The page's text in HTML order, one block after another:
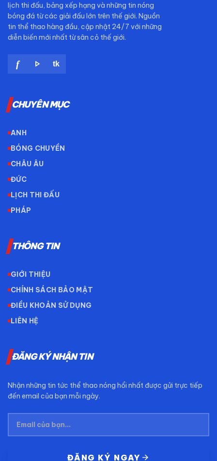
lịch thi đấu, bảng xếp hạng và những tin nóng
bóng đá từ các giải đấu lớn trên thế giới. Nguồn
tin thể thao hàng đầu, cập nhật 24/7 với những
diễn biến mới nhất từ sân cỏ thế giới.
f play_arrow tk
CHUYÊN MỤC
ANH
BÓNG CHUYỀN
CHÂU ÂU
ĐỨC
LỊCH THI ĐẤU
PHÁP
THÔNG TIN
GIỚI THIỆU
CHÍNH SÁCH BẢO MẬT
ĐIỀU KHOẢN SỬ DỤNG
LIÊN HỆ
ĐĂNG KÝ NHẬN TIN
Nhận những tin tức thể thao nóng hổi nhất được gửi trực tiếp
đến email của bạn mỗi ngày.
ĐĂNG KÝ NGAY arrow_forward